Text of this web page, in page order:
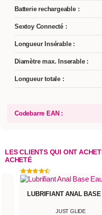
Batterie rechargeable :
Sextoy Connecté :
Longueur Insérable :
Diamètre max. Inserable :
Longueur totale :
Codebarre EAN :
LES CLIENTS QUI ONT
ACHETÉ
LUBRIFIANT ANAL
JUST GLIDE